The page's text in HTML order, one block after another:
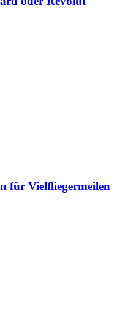
für Vielfliegermeilen